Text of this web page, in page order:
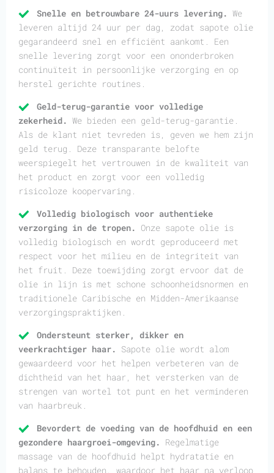
Snelle en betrouwbare 24-uurs levering. We
leveren altijd 24 uur per dag, zodat sapote olie
gegarandeerd snel en efficiënt aankomt. Een
snelle levering zorgt voor een ononderbroken
continuïteit in persoonlijke verzorging en op
herstel gerichte routines.
Geld-terug-garantie voor volledige
zekerheid. We bieden een geld-terug-garantie.
Als de klant niet tevreden is, geven we hem zijn
geld terug. Deze transparante belofte
weerspiegelt het vertrouwen in de kwaliteit van
het product en zorgt voor een volledig
risicoloze koopervaring.
Volledig biologisch voor authentieke
verzorging in de tropen. Onze sapote olie is
volledig biologisch en wordt geproduceerd met
respect voor het milieu en de integriteit van
het fruit. Deze toewijding zorgt ervoor dat de
olie in lijn is met schone schoonheidsnormen en
traditionele Caribische en Midden-Amerikaanse
verzorgingspraktijken.
Ondersteunt sterker, dikker en
veerkrachtiger haar. Sapote olie wordt alom
gewaardeerd voor het helpen verbeteren van de
dichtheid van het haar, het versterken van de
strengen van wortel tot punt en het verminderen
van haarbreuk.
Bevordert de voeding van de hoofdhuid en een
gezondere haargroei-omgeving. Regelmatige
massage van de hoofdhuid helpt hydratatie en
balans te behouden, waardoor het haar na verloop